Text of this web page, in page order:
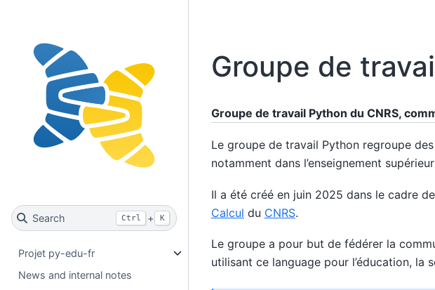
Search Ctrl + K
Projet py-edu-fr
News and internal notes
Groupe de
Groupe de travail Python du CNRS,
Le groupe de travail Python regroupe
notamment dans l’enseignement
Il a été créé en juin 2025 dans le cadre
Calcul du CNRS.
Le groupe a pour but de fédérer la
utilisant ce language pour l’éducation, la